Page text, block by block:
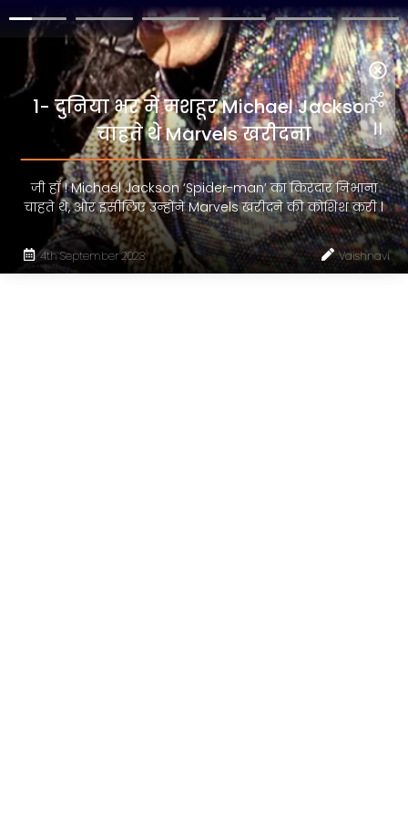
1- दुनिया भर में मशहूर Michael Jackson
चाहते थे Marvels खरीदना
जी हाँ ! Michael Jackson ‘Spider-man’ का किरदार निभाना
चाहते थे, और इसीलिए उन्होंने Marvels खरीदने की कोशिश करी l
4th September 2023 Vaishnavi